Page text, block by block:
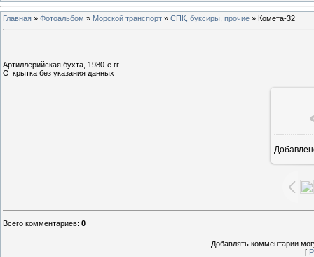
Главная » Фотоальбом » Морской транспорт » СПК, буксиры, прочие » Комета-32
Артиллерийская бухта, 1980-е гг.
Открытка без указания данных
Всего комментариев: 0
Добавлять комментарии
[